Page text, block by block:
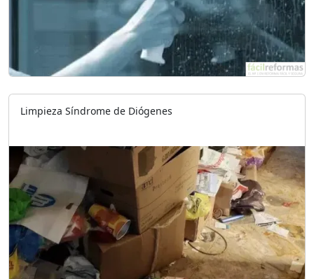
Limpieza Síndrome de Diógenes